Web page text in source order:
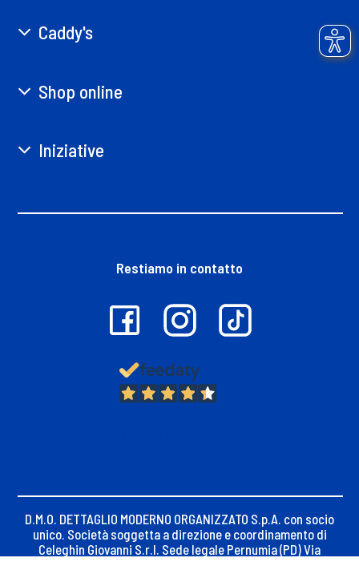
Caddy's
Shop online
Iniziative
Restiamo in contatto
D.M.O. DETTAGLIO MODERNO ORGANIZZATO S.p.A. con socio
unico. Società soggetta a direzione e coordinamento di
Celeghin Giovanni S.r.l. Sede legale Pernumia (PD) Via